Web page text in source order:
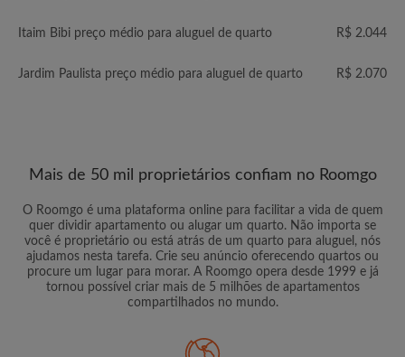
Itaim Bibi preço médio para aluguel de quarto R$ 2.044
Jardim Paulista preço médio para aluguel de quarto R$ 2.070
Mais de 50 mil proprietários confiam no Roomgo
O Roomgo é uma plataforma online para facilitar a vida de quem
quer dividir apartamento ou alugar um quarto. Não importa se
você é proprietário ou está atrás de um quarto para aluguel, nós
ajudamos nesta tarefa. Crie seu anúncio oferecendo quartos ou
procure um lugar para morar. A Roomgo opera desde 1999 e já
tornou possível criar mais de 5 milhões de apartamentos
compartilhados no mundo.